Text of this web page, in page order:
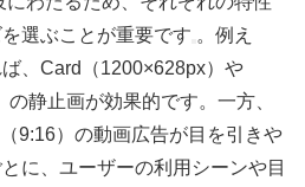
選ぶことが重要です 。例え
、Card（1200×628px）や
静止画が効果的です。一方、
9:16）の動画広告が目を引きや
に、ユーザーの利用シーンや目